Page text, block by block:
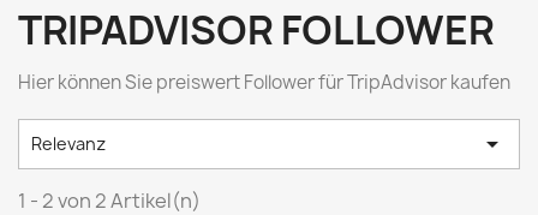
TRIPADVISOR FOLLOWER
Hier können Sie preiswert Follower für TripAdvisor kaufen
Relevanz 
1 - 2 von 2 Artikel(n)